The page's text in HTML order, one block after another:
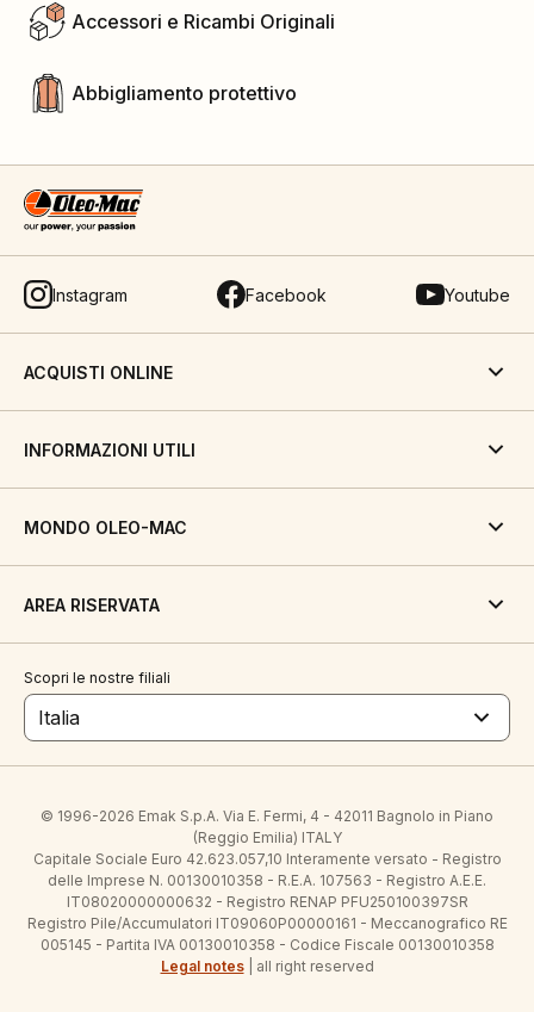
Accessori e Ricambi Originali
Abbigliamento protettivo
Instagram Facebook Youtube
ACQUISTI ONLINE
INFORMAZIONI UTILI
MONDO OLEO-MAC
AREA RISERVATA
Scopri le nostre filiali
Italia
© 1996-2026 Emak S.p.A. Via E. Fermi, 4 - 42011 Bagnolo in Piano
(Reggio Emilia) ITALY
Capitale Sociale Euro 42.623.057,10 Interamente versato - Registro
delle Imprese N. 00130010358 - R.E.A. 107563 - Registro A.E.E.
IT08020000000632 - Registro RENAP PFU250100397SR
Registro Pile/Accumulatori IT09060P00000161 - Meccanografico RE
005145 - Partita IVA 00130010358 - Codice Fiscale 00130010358
Legal notes| all right reserved